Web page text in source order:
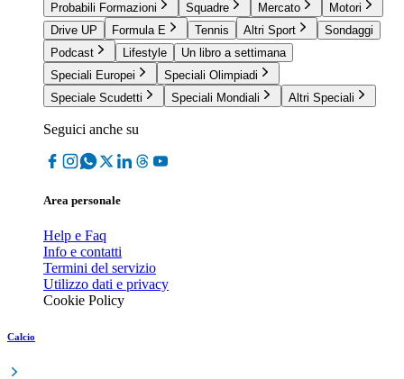
Probabili Formazioni
Squadre Mercato
Motori
Drive UP
Formula E Tennis Altri Sport
Sondaggi
Podcast
Lifestyle
Un libro a settimana
Speciali Europei
Speciali Olimpiadi
Speciale Scudetti
Speciali Mondiali Altri Speciali
Seguici anche su
Area personale
Help e Faq
Info e contatti
Termini del servizio
Utilizzo dati e privacy
Cookie Policy
Calcio